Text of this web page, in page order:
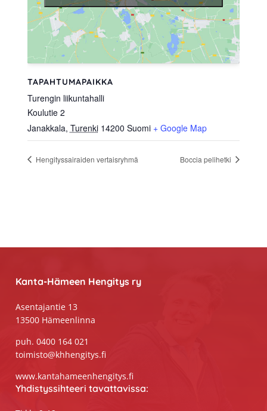
TAPAHTUMAPAIKKA
Turengin liikuntahalli
Koulutie 2
Janakkala, Turenki 14200 Suomi + Google Map
Hengityssairaiden vertaisryhmä Boccia pelihetki
Kanta-Hämeen Hengitys ry
Asentajantie 13
13500 Hämeenlinna
puh. 0400 164 021
toimisto@khhengitys.fi
www.kantahameenhengitys.fi
Yhdistyssihteeri tavattavissa: